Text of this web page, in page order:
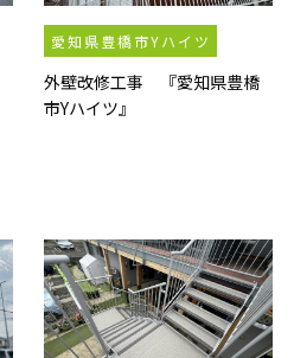
愛知県豊橋市Yハイツ
外壁改修工事 『愛知県豊橋
市Yハイツ』